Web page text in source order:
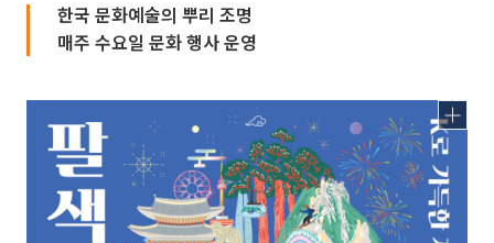
한국 문화예술의 뿌리 조명
매주 수요일 문화 행사 운영